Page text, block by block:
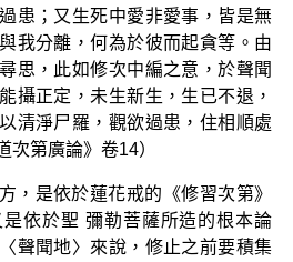
患；又生死中愛非愛事，皆是無
我分離，何為於彼而起貪等。由
思，此如修次中編之意，於聲聞
攝正定，未生新生，生已不退，
清淨尸羅，觀欲過患，住相順處
次第廣論》卷14）
，是依於蓮花戒的《修習次第》
依於聖 彌勒菩薩所造的根本論
聲聞地〉來說，修止之前要積集